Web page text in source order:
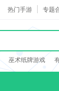
专题
热门手游
巫术纸牌游戏